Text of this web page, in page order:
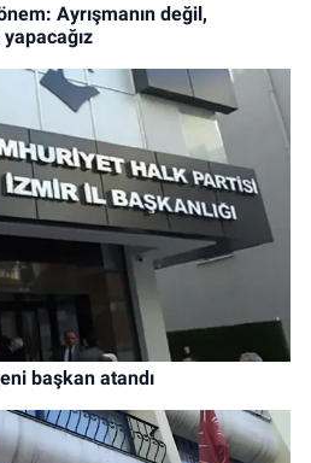
Ayrışmanın değil,
başkan atandı